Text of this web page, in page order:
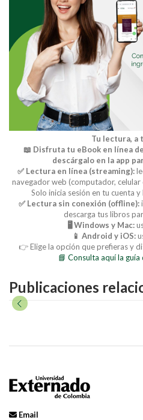
Tu lectura, a
📖 Disfruta tu eBook en línea
descárgalo en la app
✅ Lectura en línea (streaming):
navegador web (computador,
Solo inicia sesión en tu cuenta y
✅ Lectura sin conexión (offline):
descarga tus libros
🖥️ Windows y Mac:
📱 Android y iOS:
👉 Elige la opción que prefieras y
📘 Consulta aquí la
Publicaciones
Email